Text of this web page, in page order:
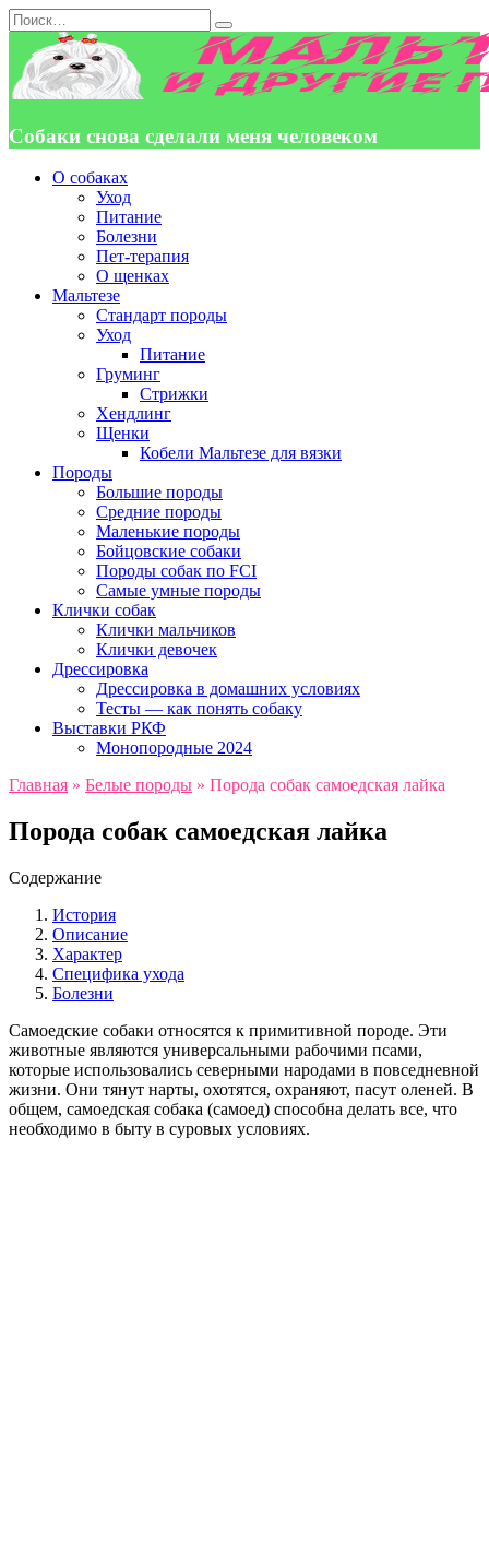
Перейти
к
содержанию
Search
for:
Собаки снова сделали меня человеком
О собаках
Уход
Питание
Болезни
Пет-терапия
О щенках
Мальтезе
Стандарт породы
Уход
Питание
Груминг
Стрижки
Хендлинг
Щенки
Кобели Мальтезе для вязки
Породы
Большие породы
Средние породы
Маленькие породы
Бойцовские собаки
Породы собак по FCI
Самые умные породы
Клички собак
Клички мальчиков
Клички девочек
Дрессировка
Дрессировка в домашних условиях
Тесты — как понять собаку
Выставки РКФ
Монопородные 2024
Главная » Белые породы » Порода собак самоедская лайка
Порода собак самоедская лайка
Содержание
История
Описание
Характер
Специфика ухода
Болезни
Самоедские собаки относятся к примитивной породе. Эти
животные являются универсальными рабочими псами,
которые использовались северными народами в повседневной
жизни. Они тянут нарты, охотятся, охраняют, пасут оленей. В
общем, самоедская собака (самоед) способна делать все, что
необходимо в быту в суровых условиях.